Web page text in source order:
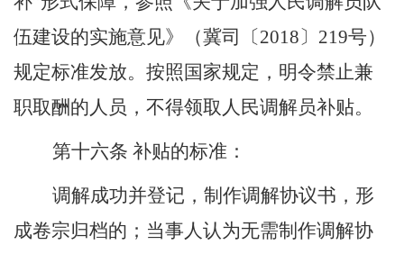
伍建设的实施意见》（冀司〔2018〕219号）
规定标准发放。按照国家规定，明令禁止兼
职取酬的人员，不得领取人民调解员补贴。
第十六条 补贴的标准：
调解成功并登记，制作调解协议书， 形
成卷宗归档的 ；当事人认为无需制作调解协